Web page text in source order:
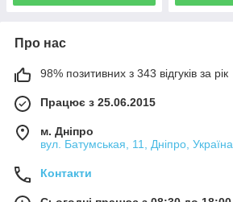
Про нас
98% позитивних з 343 відгуків за рік
Працює з 25.06.2015
м. Дніпро
вул. Батумськая, 11, Дніпро, Україна
Контакти